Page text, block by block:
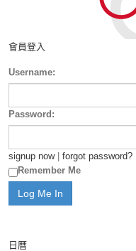
會員登入
Username:
Password:
signup now| forgot password?
Remember Me
日曆